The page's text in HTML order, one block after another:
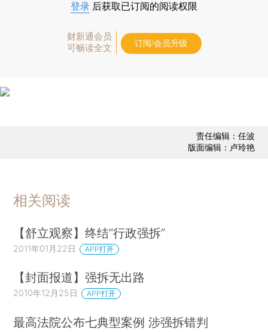
登录 后获取已订阅的阅读权限
财新通会员
可畅读全文
订阅/会员升级
责任编辑：任波
版面编辑：卢玲艳
相关阅读
【舒立观察】终结“行政强拆”
2011年01月22日 APP打开
【封面报道】强拆无出路
2010年12月25日 APP打开
最高法院公布七典型案例 涉强拆错判